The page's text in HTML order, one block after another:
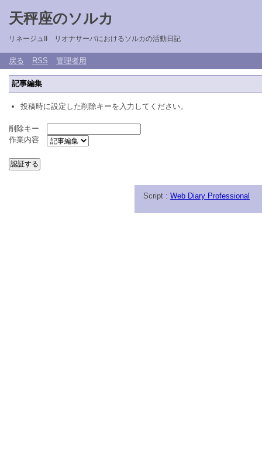
天秤座のソルカ
リネージュII リオナサーバにおけるソルカの活動日記
戻る RSS 管理者用
記事編集
投稿時に設定した削除キーを入力してください。
削除キー
作業内容
Script : Web Diary Professional